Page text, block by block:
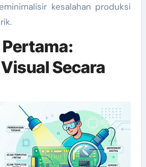
kesalahan produksi
Secara